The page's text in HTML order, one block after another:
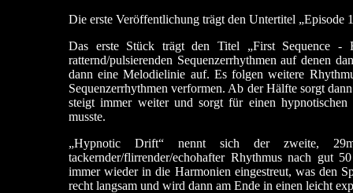
Die erste Veröffentlichung trägt den Untertitel
Das erste Stück trägt den Titel „First Sequence
ratternd/pulsierenden Sequenzerrhythmen auf denen
dann eine Melodielinie auf. Es folgen weitere
Sequenzerrhythmen verformen. Ab der Hälfte sorgt
steigt immer weiter und sorgt für einen
musste.
„Hypnotic Drift“ nennt sich der zweite,
tackernder/flirrender/echohafter Rhythmus nach gut
immer wieder in die Harmonien eingestreut, was den
recht langsam und wird dann am Ende in einen leicht